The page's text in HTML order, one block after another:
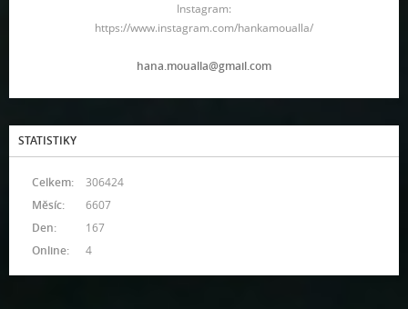
Instagram:
https://www.instagram.com/hankamoualla/
hana.moualla@gmail.com
STATISTIKY
Online: 4
Celkem:
306424
Měsíc:
6607
Den:
167